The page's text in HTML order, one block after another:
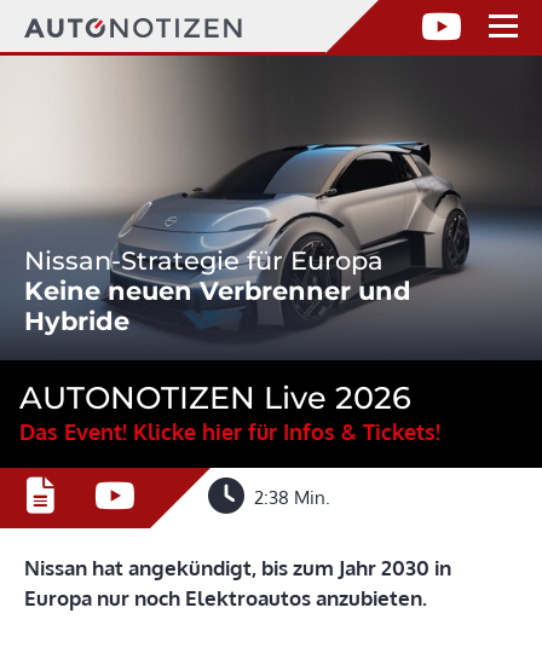
Nissan-Strategie für Europa
Keine neuen Verbrenner und
Hybride
AUTONOTIZEN Live 2026
Das Event! Klicke hier für Infos & Tickets!
2:38 Min.
Nissan hat angekündigt, bis zum Jahr 2030 in
Europa nur noch Elektroautos anzubieten.